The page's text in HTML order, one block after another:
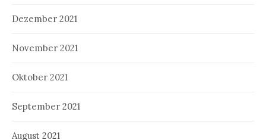
Dezember 2021
November 2021
Oktober 2021
September 2021
August 2021